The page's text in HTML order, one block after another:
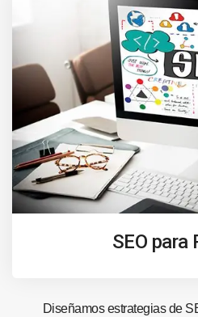
SEO para
Diseñamos estrategias de